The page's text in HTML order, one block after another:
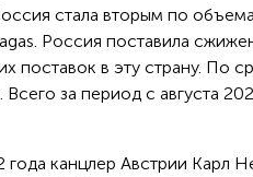
стала вторым по
Россия поставила
поставок в эту страну. По
Всего за период с августа
года канцлер Австрии Карл